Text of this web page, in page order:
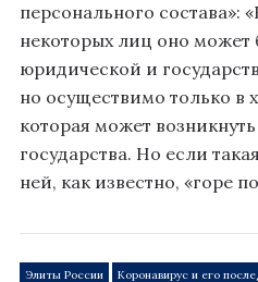
персонального состава»:
некоторых лиц оно может
юридической и
но осуществимо только в
которая может
государства. Но если
ней, как известно, «горе
Элиты России Коронавирус и его